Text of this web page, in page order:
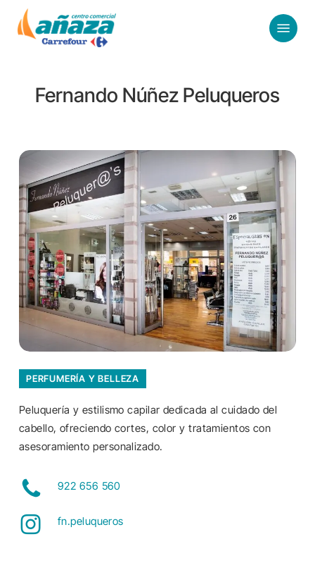
Menu
Fernando Núñez Peluqueros
PERFUMERÍA Y BELLEZA
Peluquería y estilismo capilar dedicada al cuidado del
cabello, ofreciendo cortes, color y tratamientos con
asesoramiento personalizado.
922 656 560
fn.peluqueros